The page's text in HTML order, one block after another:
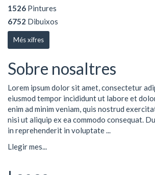
1526 Pintures
6752 Dibuixos
Més xifres
Sobre nosaltres
Lorem ipsum dolor sit amet, consectetur
eiusmod tempor incididunt ut labore et
enim ad minim veniam, quis nostrud
nisi ut aliquip ex ea commodo consequat.
in reprehenderit in voluptate ...
Llegir mes...